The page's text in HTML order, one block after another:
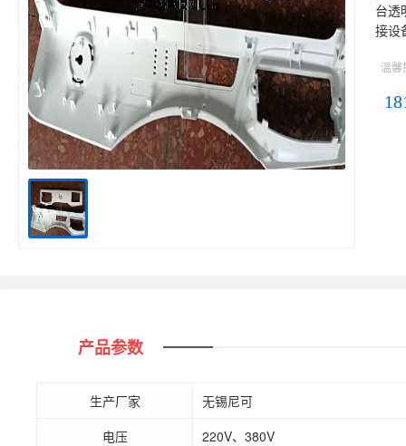
台透
接设
温馨
产品参数
生产厂家
无锡尼可
电压
220V、380V